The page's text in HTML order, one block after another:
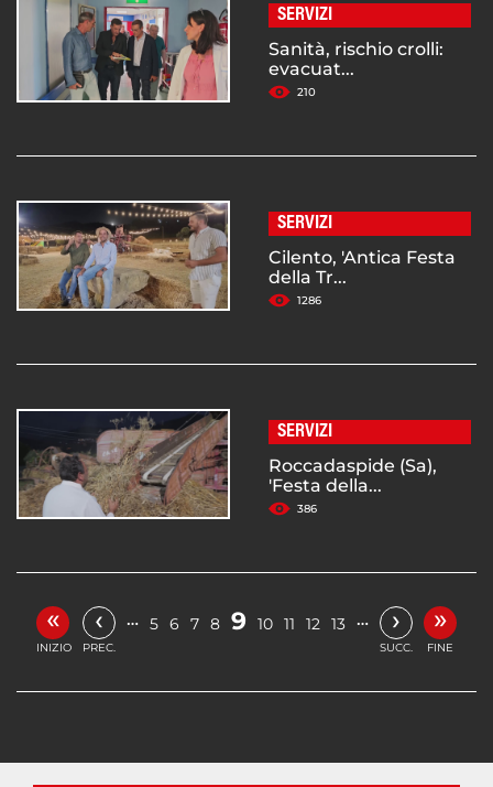
SERVIZI
Sanità, rischio crolli:
evacuat...
210
SERVIZI
Cilento, 'Antica Festa
della Tr...
1286
SERVIZI
Roccadaspide (Sa),
'Festa della...
386
«
INIZIO
‹
PREC.
… 5 6 7 8 9 10 11 12 13 … ›
SUCC.
»
FINE